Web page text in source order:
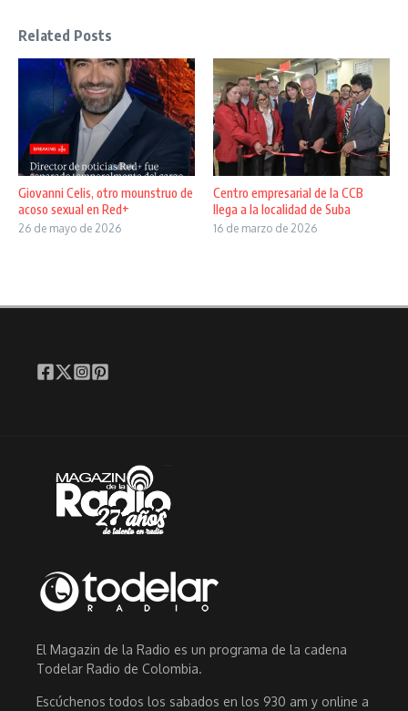
Related Posts
Giovanni Celis, otro mounstruo de
acoso sexual en Red+
26 de mayo de 2026
Centro empresarial de la CCB
llega a la localidad de Suba
16 de marzo de 2026
El Magazin de la Radio es un programa de la cadena
Todelar Radio de Colombia.
Escúchenos todos los sabados en los 930 am y online a